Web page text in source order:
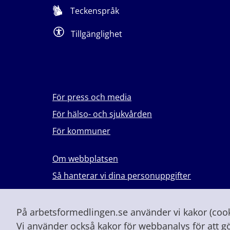
På arbetsformedlingen.se använder vi kakor
Vi använder också kakor för webbanalys för att
Teckenspråk
Tillgänglighet
För press och media
För hälso- och sjukvården
För kommuner
Om webbplatsen
Så hanterar vi dina personuppgifter
Lever du med våld i en nära relation?
Vid höjd beredskap och krig